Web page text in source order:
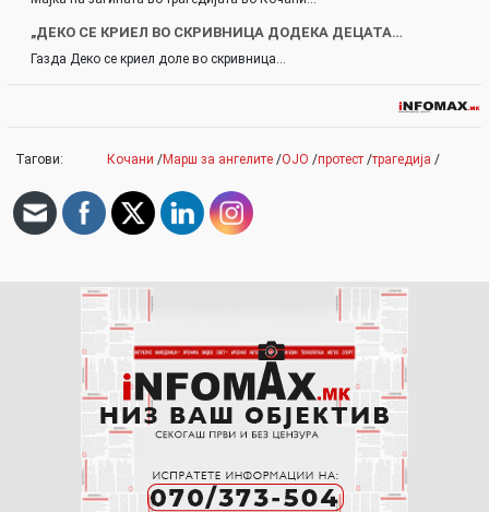
„ДЕКО СЕ КРИЕЛ ВО СКРИВНИЦА ДОДЕКА ДЕЦАТА…
Газда Деко се криел доле во скривница…
Тагови: Кочани /Марш за ангелите /ОЈО /протест /трагедија /